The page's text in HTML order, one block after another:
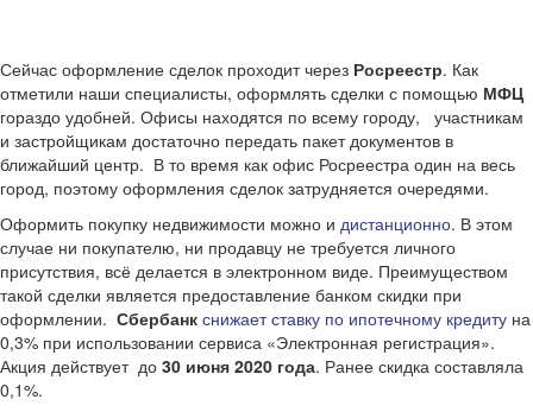
Сейчас оформление сделок проходит через Росреестр. Как
отметили наши специалисты, оформлять сделки с помощью МФЦ
гораздо удобней. Офисы находятся по всему городу, участникам
и застройщикам достаточно передать пакет документов в
ближайший центр. В то время как офис Росреестра один на весь
город, поэтому оформления сделок затрудняется очередями.
Оформить покупку недвижимости можно и дистанционно. В этом
случае ни покупателю, ни продавцу не требуется личного
присутствия, всё делается в электронном виде. Преимуществом
такой сделки является предоставление банком скидки при
оформлении. Сбербанк снижает ставку по ипотечному кредиту на
0,3% при использовании сервиса «Электронная регистрация».
Акция действует до 30 июня 2020 года. Ранее скидка составляла
0,1%.